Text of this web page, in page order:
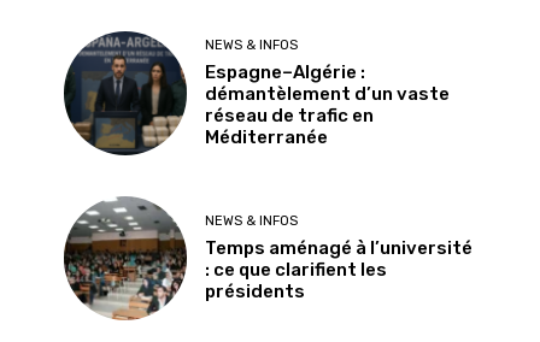
NEWS & INFOS
Espagne–Algérie :
démantèlement d’un vaste
réseau de trafic en
Méditerranée
NEWS & INFOS
Temps aménagé à l’université
: ce que clarifient les
présidents